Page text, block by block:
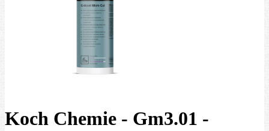
Koch Chemie - Gm3.01 -